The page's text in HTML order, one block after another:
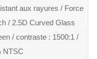
aux rayures / Force
/ 2.5D Curved Glass
/ contraste : 1500:1 /
NTSC